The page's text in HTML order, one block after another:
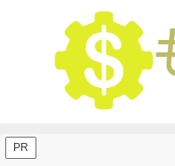
PR